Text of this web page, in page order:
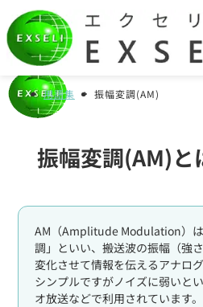
用語集 振幅変調(AM)
振幅変調(AM)と
AM（Amplitude Modulation）
調」といい、搬送波の振幅（強
変化させて情報を伝えるアナロ
シンプルですがノイズに弱いと
オ放送などで利用されています。